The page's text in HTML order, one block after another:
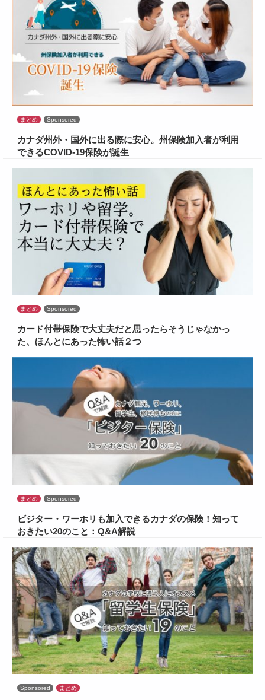
まとめ Sponsored
カナダ州外・国外に出る際に安心。州保険加入者が利用
できるCOVID-19保険が誕生
まとめ Sponsored
カード付帯保険で大丈夫だと思ったらそうじゃなかっ
た、ほんとにあった怖い話２つ
まとめ Sponsored
ビジター・ワーホリも加入できるカナダの保険！知って
おきたい20のこと：Q&A解説
Sponsored まとめ